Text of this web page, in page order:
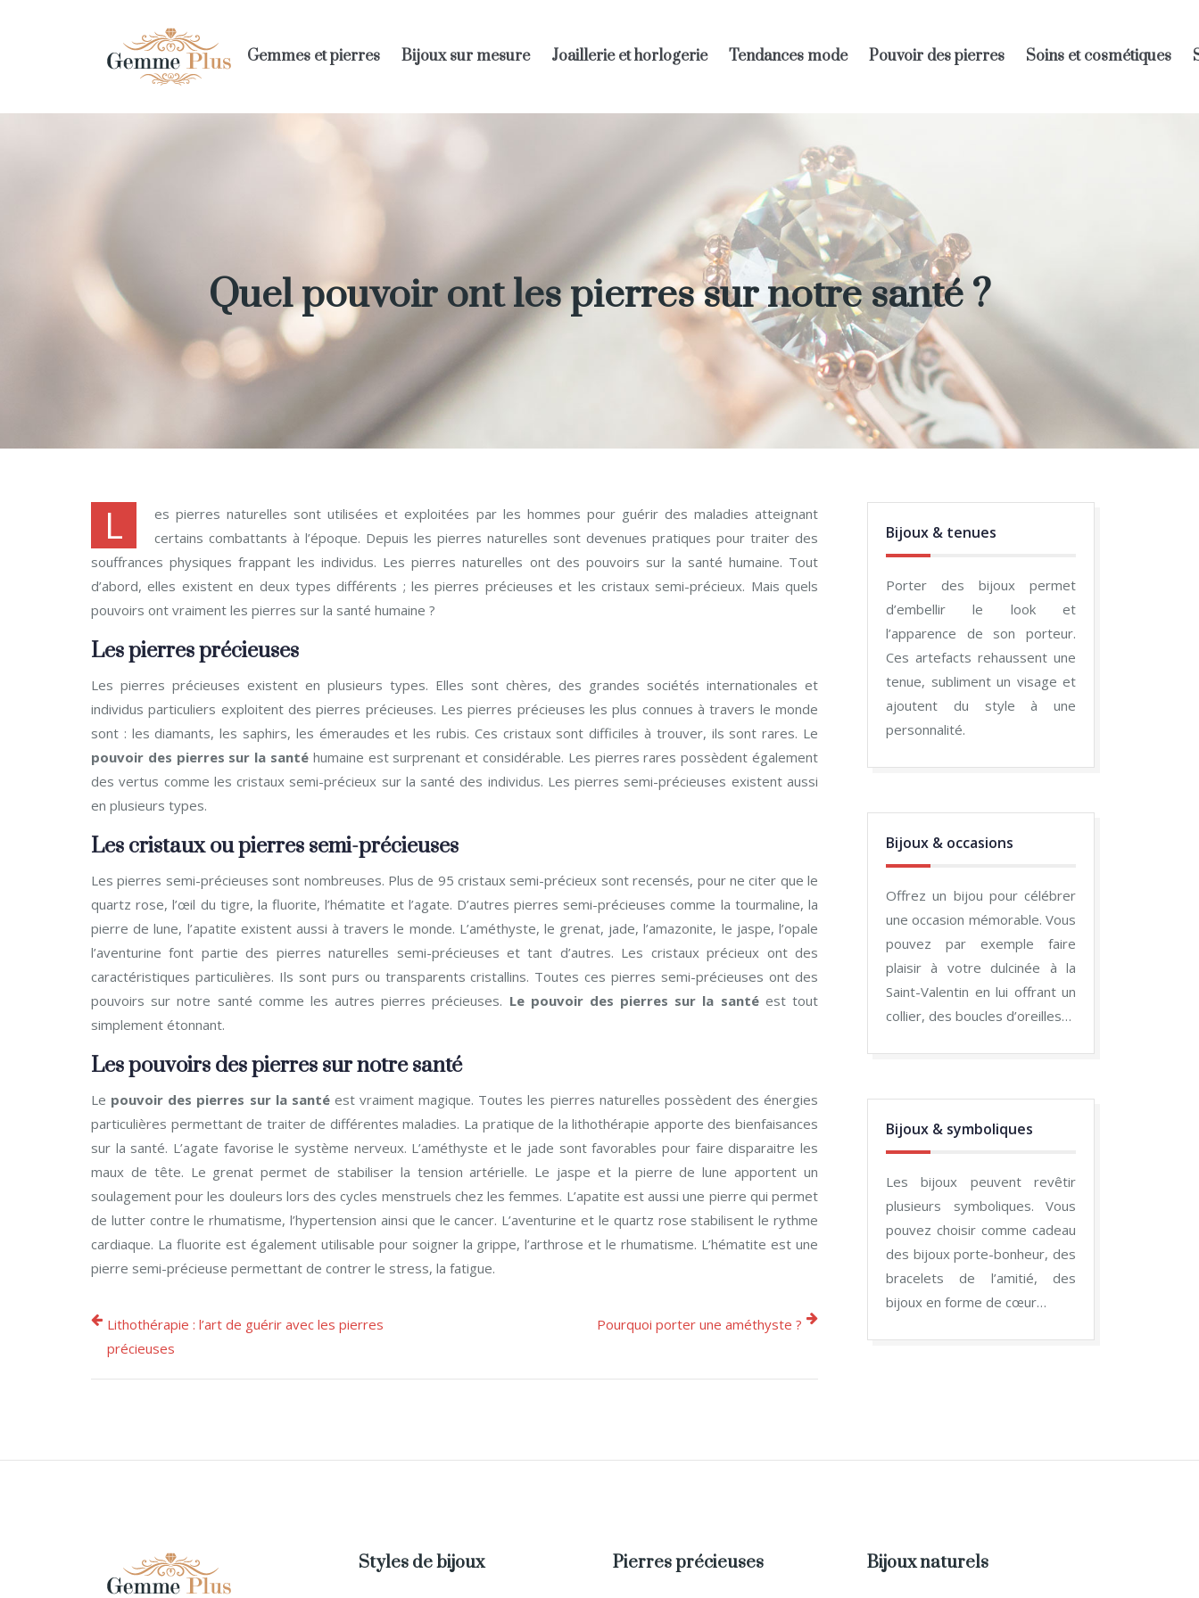
Gemmes et pierres Bijoux sur mesure Joaillerie et horlogerie Tendances mode Pouvoir des pierres Soins et cosmétiques
Quel pouvoir ont les pierres sur notre santé ?
L
es pierres naturelles sont utilisées et exploitées par les hommes pour guérir des maladies atteignant
certains combattants à l’époque. Depuis les pierres naturelles sont devenues pratiques pour traiter des
souffrances physiques frappant les individus. Les pierres naturelles ont des pouvoirs sur la santé humaine. Tout
d’abord, elles existent en deux types différents ; les pierres précieuses et les cristaux semi-précieux. Mais quels
pouvoirs ont vraiment les pierres sur la santé humaine ?
Les pierres précieuses
Les pierres précieuses existent en plusieurs types. Elles sont chères, des grandes sociétés internationales et
individus particuliers exploitent des pierres précieuses. Les pierres précieuses les plus connues à travers le monde
sont : les diamants, les saphirs, les émeraudes et les rubis. Ces cristaux sont difficiles à trouver, ils sont rares. Le
pouvoir des pierres sur la santé humaine est surprenant et considérable. Les pierres rares possèdent également
des vertus comme les cristaux semi-précieux sur la santé des individus. Les pierres semi-précieuses existent aussi
en plusieurs types.
Les cristaux ou pierres semi-précieuses
Les pierres semi-précieuses sont nombreuses. Plus de 95 cristaux semi-précieux sont recensés, pour ne citer que le
quartz rose, l’œil du tigre, la fluorite, l’hématite et l’agate. D’autres pierres semi-précieuses comme la tourmaline, la
pierre de lune, l’apatite existent aussi à travers le monde. L’améthyste, le grenat, jade, l’amazonite, le jaspe, l’opale
l’aventurine font partie des pierres naturelles semi-précieuses et tant d’autres. Les cristaux précieux ont des
caractéristiques particulières. Ils sont purs ou transparents cristallins. Toutes ces pierres semi-précieuses ont des
pouvoirs sur notre santé comme les autres pierres précieuses. Le pouvoir des pierres sur la santéest tout
simplement étonnant.
Les pouvoirs des pierres sur notre santé
Le pouvoir des pierres sur la santé est vraiment magique. Toutes les pierres naturelles possèdent des énergies
particulières permettant de traiter de différentes maladies. La pratique de la lithothérapie apporte des bienfaisances
sur la santé. L’agate favorise le système nerveux. L’améthyste et le jade sont favorables pour faire disparaitre les
maux de tête. Le grenat permet de stabiliser la tension artérielle. Le jaspe et la pierre de lune apportent un
soulagement pour les douleurs lors des cycles menstruels chez les femmes. L’apatite est aussi une pierre qui permet
de lutter contre le rhumatisme, l’hypertension ainsi que le cancer. L’aventurine et le quartz rose stabilisent le rythme
cardiaque. La fluorite est également utilisable pour soigner la grippe, l’arthrose et le rhumatisme. L’hématite est une
pierre semi-précieuse permettant de contrer le stress, la fatigue.
Lithothérapie : l’art de guérir avec les pierres
précieuses
Pourquoi porter une améthyste ?
Bijoux & tenues
Porter des bijoux permet
d’embellir le look et
l’apparence de son porteur.
Ces artefacts rehaussent une
tenue, subliment un visage et
ajoutent du style à une
personnalité.
Bijoux & occasions
Offrez un bijou pour célébrer
une occasion mémorable. Vous
pouvez par exemple faire
plaisir à votre dulcinée à la
Saint-Valentin en lui offrant un
collier, des boucles d’oreilles…
Bijoux & symboliques
Les bijoux peuvent revêtir
plusieurs symboliques. Vous
pouvez choisir comme cadeau
des bijoux porte-bonheur, des
bracelets de l’amitié, des
bijoux en forme de cœur…
Styles de bijoux Pierres précieuses Bijoux naturels